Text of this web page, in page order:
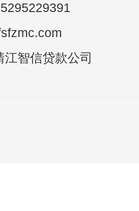
智信贷款公司